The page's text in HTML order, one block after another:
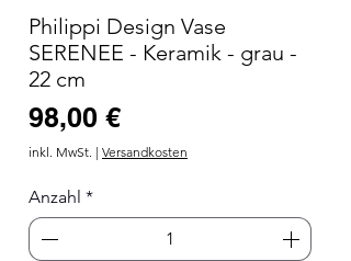
Philippi Design Vase
SERENEE - Keramik - grau -
22 cm
98,00 €Preis
inkl. MwSt. | Versandkosten
Anzahl *